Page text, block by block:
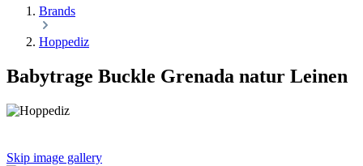
Brands
Hoppediz
Babytrage Buckle Grenada natur Leinen
Skip image gallery